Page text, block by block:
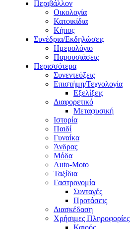
Περιβάλλον
Οικολογία
Κατοικίδια
Κήπος
Συνέδρια/Εκδηλώσεις
Ημερολόγιο
Παρουσιάσεις
Περισσότερα
Συνεντεύξεις
Επιστήμη/Τεχνολογία
Εξελίξεις
Διαφορετικό
Μεταφυσική
Ιστορία
Παιδί
Γυναίκα
Άνδρας
Μόδα
Auto-Moto
Ταξίδια
Γαστρονομία
Συνταγές
Προτάσεις
Διασκέδαση
Χρήσιμες Πληροφορίες
Καιρός